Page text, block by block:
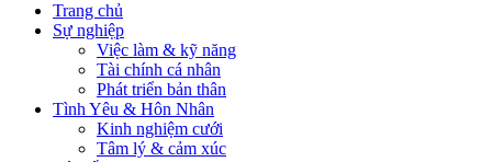
Trang chủ
Sự nghiệp
Việc làm & kỹ năng
Tài chính cá nhân
Phát triển bản thân
Tình Yêu & Hôn Nhân
Kinh nghiệm cưới
Tâm lý & cảm xúc